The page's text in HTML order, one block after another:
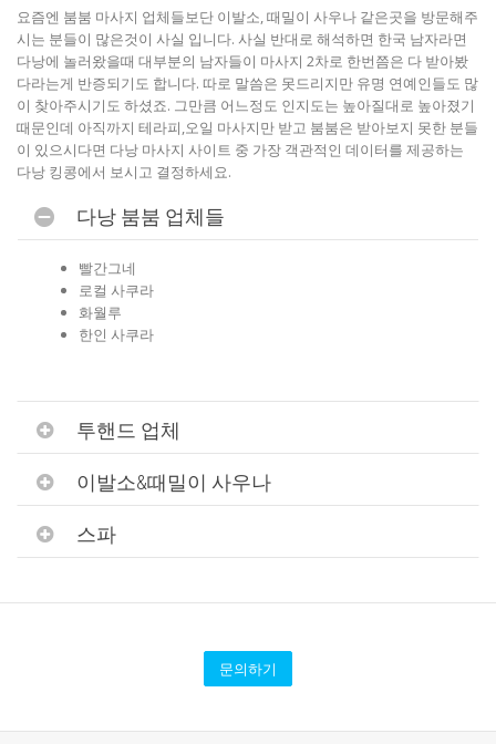
요즘엔 붐붐 마사지 업체들보단 이발소, 때밀이 사우나 같은곳을 방문해주
시는 분들이 많은것이 사실 입니다. 사실 반대로 해석하면 한국 남자라면
다낭에 놀러왔을때 대부분의 남자들이 마사지 2차로 한번쯤은 다 받아봤
다라는게 반증되기도 합니다. 따로 말씀은 못드리지만 유명 연예인들도 많
이 찾아주시기도 하셨죠. 그만큼 어느정도 인지도는 높아질대로 높아졌기
때문인데 아직까지 테라피,오일 마사지만 받고 붐붐은 받아보지 못한 분들
이 있으시다면 다낭 마사지 사이트 중 가장 객관적인 데이터를 제공하는
다낭 킹콩에서 보시고 결정하세요.
다낭 붐붐 업체들
빨간그네
로컬 사쿠라
화월루
한인 사쿠라
투핸드 업체
이발소&때밀이 사우나
스파
문의하기